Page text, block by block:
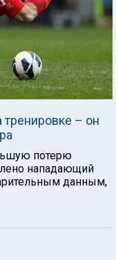
– он
потерю
нападающий
данным,